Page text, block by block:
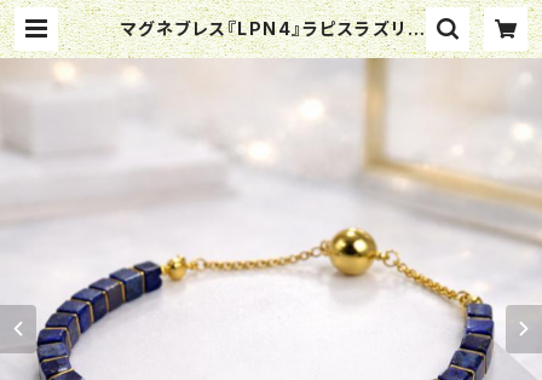
マグネブレス『LPN4』ラピスラズリ |
ミスタジオ -mystudio-